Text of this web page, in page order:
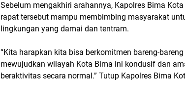
Sebelum mengakhiri arahannya, Kapolres Bima
rapat tersebut mampu membimbing masyarakat
lingkungan yang damai dan tentram.
“Kita harapkan kita bisa berkomitmen bareng-
mewujudkan wilayah Kota Bima ini kondusif dan
beraktivitas secara normal.” Tutup Kapolres Bima